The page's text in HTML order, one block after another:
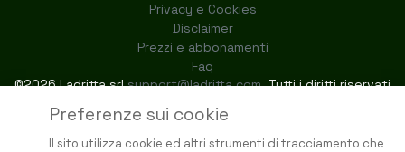
Preferenze sui cookie
Il sito utilizza cookie ed altri strumenti di tracciamento che
Privacy e Cookies
Disclaimer
Prezzi e abbonamenti
Faq
©2026 Ladritta srlsupport@ladritta.com. Tutti i diritti riservati